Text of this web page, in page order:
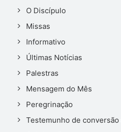
O Discípulo
Missas
Informativo
Últimas Notícias
Palestras
Mensagem do Mês
Peregrinação
Testemunho de conversão